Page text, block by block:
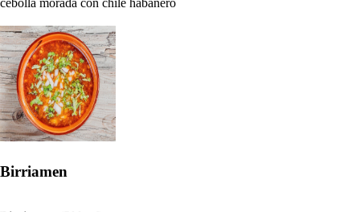
cebolla morada con chile habanero
Birriamen